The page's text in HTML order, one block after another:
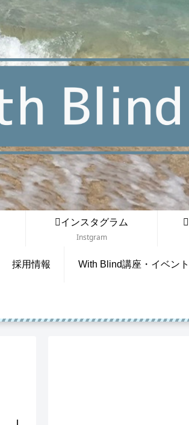
インスタグラム
Instgram
採用情報 With Blind講座・イベン